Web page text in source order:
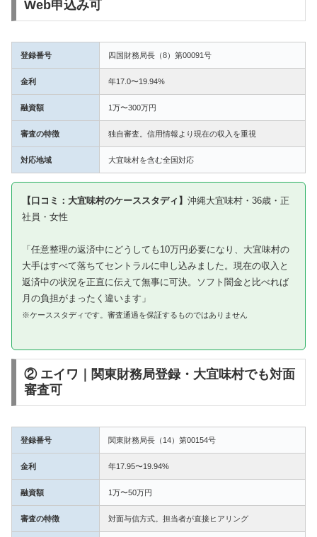
Web申込み可
登録番号 四国財務局長（8）第00091号
金利 年17.0〜19.94%
融資額 1万〜300万円
審査の特徴 独自審査。信用情報より現在の収入を重視
対応地域 大宜味村を含む全国対応
【口コミ：大宜味村のケーススタディ】 沖縄大宜味村・36歳・正
社員・女性
「任意整理の返済中にどうしても10万円必要になり、大宜味村の
大手はすべて落ちてセントラルに申し込みました。現在の収入と
返済中の状況を正直に伝えて無事に可決。ソフト闇金と比べれば
月の負担がまったく違います」
※ケーススタディです。審査通過を保証するものではありません
② エイワ｜関東財務局登録・大宜味村でも対面
審査可
登録番号 関東財務局長（14）第00154号
金利 年17.95〜19.94%
融資額 1万〜50万円
審査の特徴 対面与信方式。担当者が直接ヒアリング